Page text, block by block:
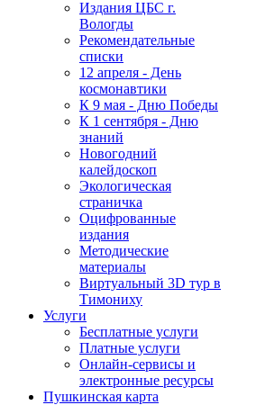
Издания ЦБС г.
Вологды
Рекомендательные
списки
12 апреля - День
космонавтики
К 9 мая - Дню Победы
К 1 сентября - Дню
знаний
Новогодний
калейдоскоп
Экологическая
страничка
Оцифрованные
издания
Методические
материалы
Виртуальный 3D тур в
Тимониху
Услуги
Бесплатные услуги
Платные услуги
Онлайн-сервисы и
электронные ресурсы
Пушкинская карта